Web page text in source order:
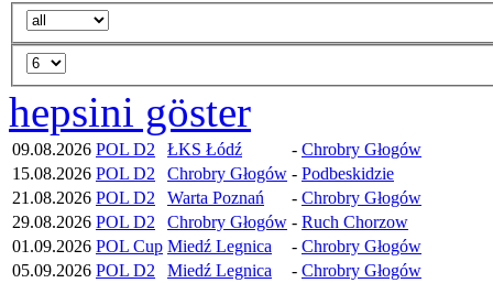
hepsini göster
09.08.2026 POL D2 ŁKS Łódź - Chrobry Głogów
15.08.2026 POL D2 Chrobry Głogów - Podbeskidzie
21.08.2026 POL D2 Warta Poznań - Chrobry Głogów
29.08.2026 POL D2 Chrobry Głogów - Ruch Chorzow
01.09.2026 POL Cup Miedź Legnica - Chrobry Głogów
05.09.2026 POL D2 Miedź Legnica - Chrobry Głogów